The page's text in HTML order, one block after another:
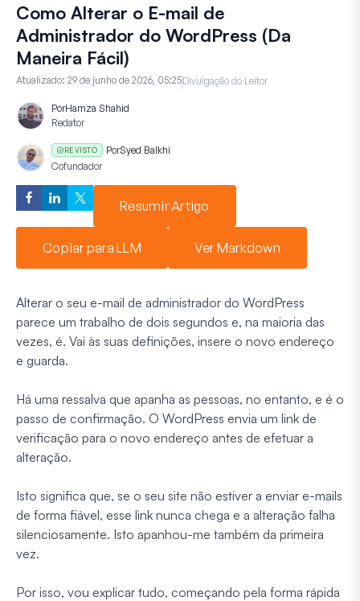
Como Alterar o E-mail de
Administrador do WordPress (Da
Maneira Fácil)
Atualizado: 29 de junho de 2026, 05:25Divulgação do Leitor
PorHamza Shahid
Redator
REVISTO PorSyed Balkhi
Cofundador
Resumir Artigo
Copiar para LLM Ver Markdown
Alterar o seu e-mail de administrador do WordPress
parece um trabalho de dois segundos e, na maioria das
vezes, é. Vai às suas definições, insere o novo endereço
e guarda.
Há uma ressalva que apanha as pessoas, no entanto, e é o
passo de confirmação. O WordPress envia um link de
verificação para o novo endereço antes de efetuar a
alteração.
Isto significa que, se o seu site não estiver a enviar e-mails
de forma fiável, esse link nunca chega e a alteração falha
silenciosamente. Isto apanhou-me também da primeira
vez.
Por isso, vou explicar tudo, começando pela forma rápida